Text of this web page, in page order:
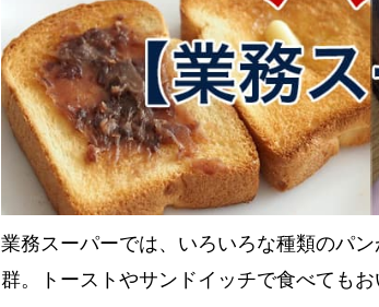
業務スーパーでは、いろいろな種類のパ
群。トーストやサンドイッチで食べても